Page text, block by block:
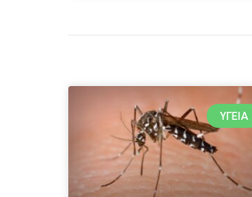
ΥΓΕΊΑ